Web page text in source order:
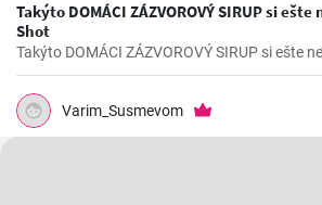
Takýto DOMÁCI ZÁZVOROVÝ SIRUP si ešte nemal!
Shot
Varim_Susmevom